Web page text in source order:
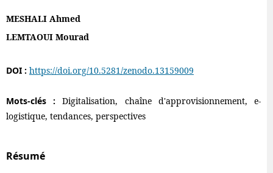
MESHALI Ahmed
LEMTAOUI Mourad
DOI : https://doi.org/10.5281/zenodo.13159009
Mots-clés :Digitalisation, chaîne d'approvisionnement, e-
logistique, tendances, perspectives
Résumé